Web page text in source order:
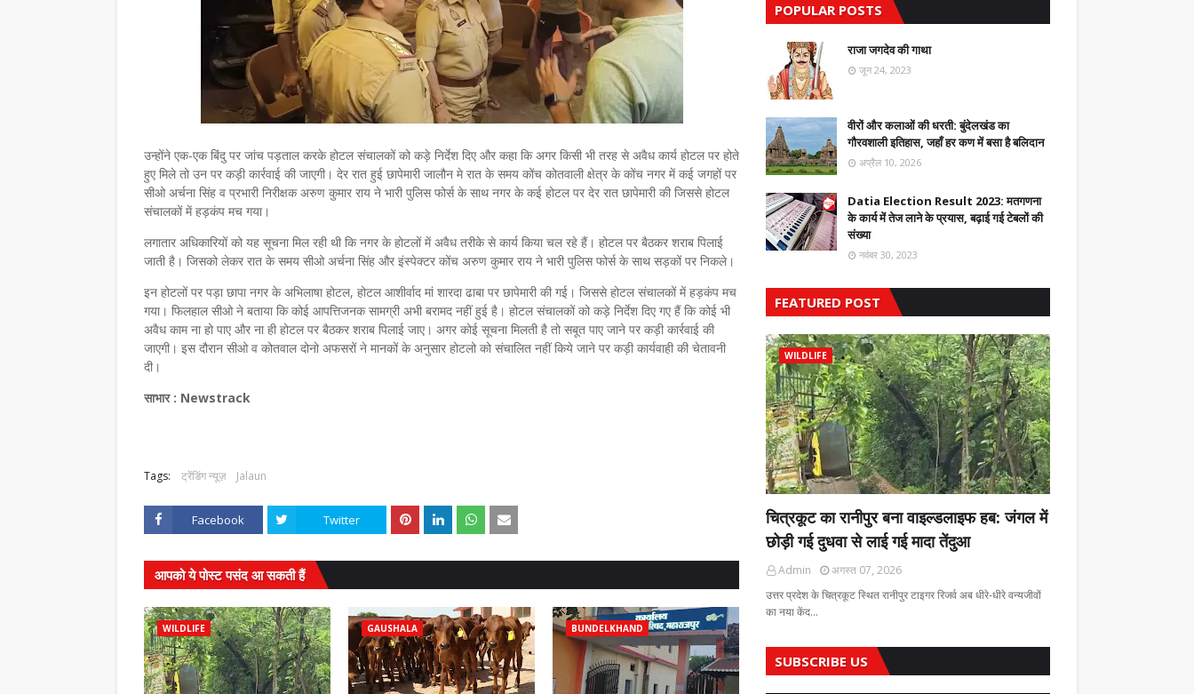
उन्होंने एक-एक बिंदु पर जांच पड़ताल करके होटल संचालकों को कड़े निर्देश दिए और कहा कि अगर किसी भी तरह से अवैध कार्य होटल पर होते
हुए मिले तो उन पर कड़ी कार्रवाई की जाएगी। देर रात हुई छापेमारी जालौन मे रात के समय कोंच कोतवाली क्षेत्र के कोंच नगर में कई जगहों पर
सीओ अर्चना सिंह व प्रभारी निरीक्षक अरुण कुमार राय ने भारी पुलिस फोर्स के साथ नगर के कई होटल पर देर रात छापेमारी की जिससे होटल
संचालकों में हड़कंप मच गया।
लगातार अधिकारियों को यह सूचना मिल रही थी कि नगर के होटलों में अवैध तरीके से कार्य किया चल रहे हैं। होटल पर बैठकर शराब पिलाई
जाती है। जिसको लेकर रात के समय सीओ अर्चना सिंह और इंस्पेक्टर कोंच अरुण कुमार राय ने भारी पुलिस फोर्स के साथ सड़कों पर निकले।
इन होटलों पर पड़ा छापा नगर के अभिलाषा होटल, होटल आशीर्वाद मां शारदा ढाबा पर छापेमारी की गई। जिससे होटल संचालकों में हड़कंप मच
गया। फिलहाल सीओ ने बताया कि कोई आपत्तिजनक सामग्री अभी बरामद नहीं हुई है। होटल संचालकों को कड़े निर्देश दिए गए हैं कि कोई भी
अवैध काम ना हो पाए और ना ही होटल पर बैठकर शराब पिलाई जाए। अगर कोई सूचना मिलती है तो सबूत पाए जाने पर कड़ी कार्रवाई की
जाएगी। इस दौरान सीओ व कोतवाल दोनो अफसरों ने मानकों के अनुसार होटलो को संचालित नहीं किये जाने पर कड़ी कार्यवाही की चेतावनी
दी।
साभार : Newstrack
Tags: ट्रेंडिंग न्यूज़ Jalaun
Facebook Twitter
आपको ये पोस्ट पसंद आ सकती हैं
WILDLIFE GAUSHALA BUNDELKHAND
POPULAR POSTS
राजा जगदेव की गाथा
जून 24, 2023
वीरों और कलाओं की धरती: बुंदेलखंड का
गौरवशाली इतिहास, जहाँ हर कण में बसा है बलिदान
अप्रैल 10, 2026
Datia Election Result 2023: मतगणना
के कार्य में तेज लाने के प्रयास, बढ़ाई गई टेबलों की
संख्या
नवंबर 30, 2023
FEATURED POST
WILDLIFE
चित्रकूट का रानीपुर बना वाइल्डलाइफ हब: जंगल में
छोड़ी गई दुधवा से लाई गई मादा तेंदुआ
Admin
अगस्त 07, 2026
उत्तर प्रदेश के चित्रकूट स्थित रानीपुर टाइगर रिजर्व अब धीरे-धीरे वन्यजीवों
का नया केंद…
SUBSCRIBE US